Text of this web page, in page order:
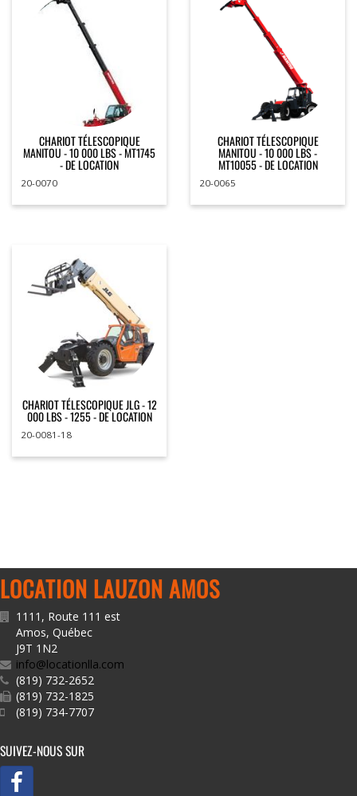
CHARIOT TÉLESCOPIQUE
MANITOU - 10 000 LBS - MT1745
- DE LOCATION
20-0070
CHARIOT TÉLESCOPIQUE
MANITOU - 10 000 LBS -
MT10055 - DE LOCATION
20-0065
CHARIOT TÉLESCOPIQUE JLG - 12
000 LBS - 1255 - DE LOCATION
20-0081-18
LOCATION LAUZON AMOS
1111, Route 111 est
Amos, Québec
J9T 1N2
info@locationlla.com
(819) 732-2652
(819) 732-1825
(819) 734-7707
SUIVEZ-NOUS SUR